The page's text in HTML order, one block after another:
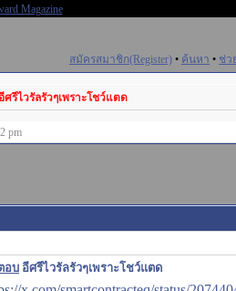
สมัครสมาชิก(Register) • ค้นหา • ช่ว
ศรีไวรัลรัวๆเพราะโชว์แตด
pm
อีศรีไวรัลรัวๆเพราะโชว์แตด